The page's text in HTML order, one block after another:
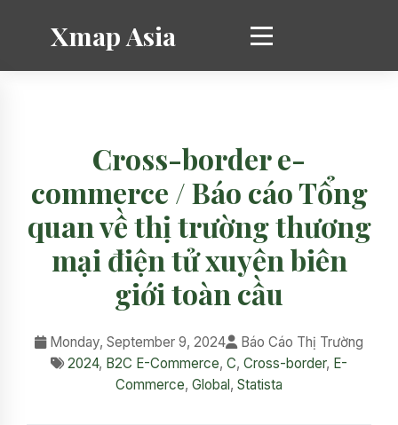
Xmap Asia
Cross-border e-
commerce / Báo cáo Tổng
quan về thị trường thương
mại điện tử xuyên biên
giới toàn cầu
Monday, September 9, 2024
Báo Cáo Thị Trường
2024, B2C E-Commerce, C, Cross-border, E-
Commerce, Global, Statista